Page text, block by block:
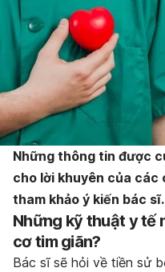
Những thông tin được
cho lời khuyên của các
tham khảo ý kiến bác sĩ.
Những kỹ thuật y tế
cơ tim giãn?
Bác sĩ sẽ hỏi về tiền sử